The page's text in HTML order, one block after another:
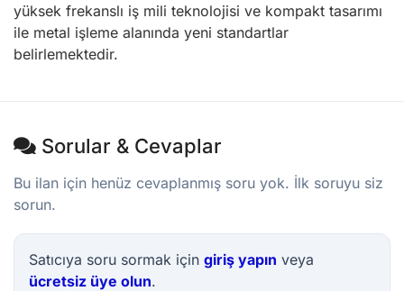
yüksek frekanslı iş mili teknolojisi ve kompakt tasarımı
ile metal işleme alanında yeni standartlar
belirlemektedir.
Sorular & Cevaplar
Bu ilan için henüz cevaplanmış soru yok. İlk soruyu siz
sorun.
Satıcıya soru sormak için giriş yapın veya
ücretsiz üye olun.